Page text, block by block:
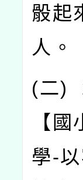
骰起
人。
(二)
【
學-